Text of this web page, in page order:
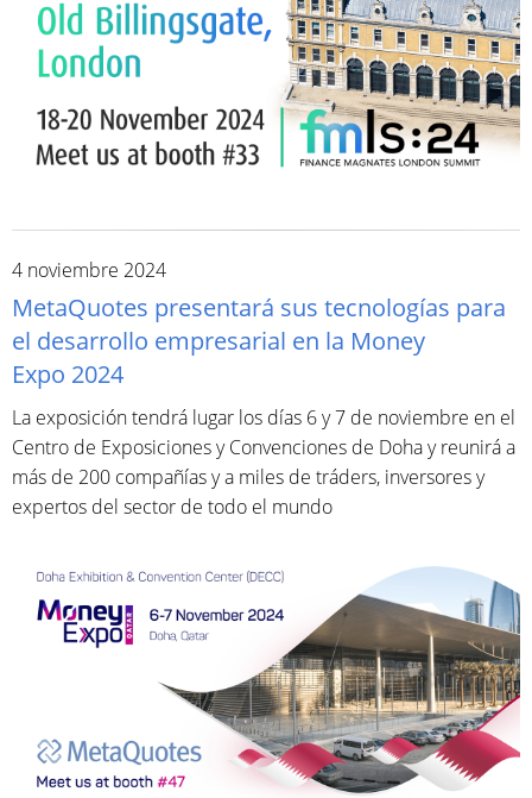
4 noviembre 2024
MetaQuotes presentará sus tecnologías para
el desarrollo empresarial en la Money
Expo 2024
La exposición tendrá lugar los días 6 y 7 de noviembre en el
Centro de Exposiciones y Convenciones de Doha y reunirá a
más de 200 compañías y a miles de tráders, inversores y
expertos del sector de todo el mundo